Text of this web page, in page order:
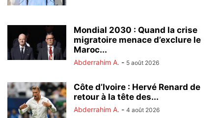
Mondial 2030 : Quand la crise
migratoire menace d’exclure le
Maroc...
Abderrahim A. - 5 août 2026
Côte d’Ivoire : Hervé Renard de
retour à la tête des...
Abderrahim A. - 4 août 2026